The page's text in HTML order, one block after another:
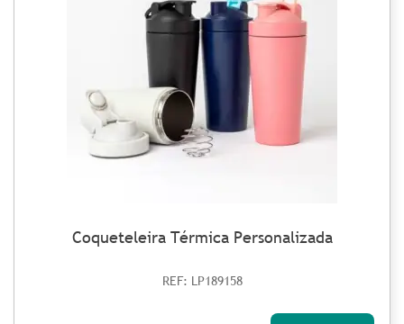
Coqueteleira Térmica Personalizada
REF: LP189158